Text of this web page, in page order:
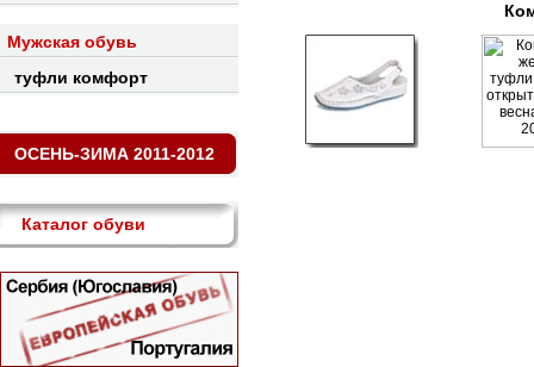
Мужская обувь
туфли комфорт
ОСЕНЬ-ЗИМА 2011-2012
Каталог обуви